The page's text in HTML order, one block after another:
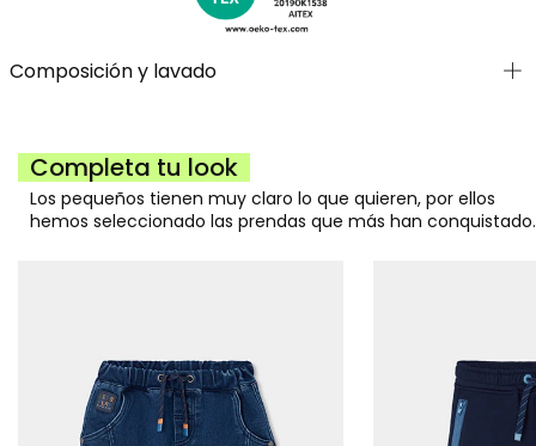
Composición y lavado
Completa tu look
Los pequeños tienen muy claro lo que quieren, por ellos
hemos seleccionado las prendas que más han conquistado.